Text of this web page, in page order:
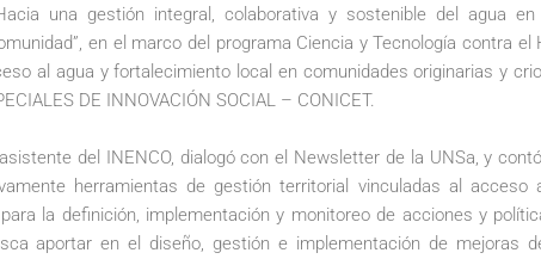
una gestión integral, colaborativa y sostenible del agua
en el marco del programa Ciencia y Tecnología contra
al agua y fortalecimiento local en comunidades originarias y
DE INNOVACIÓN SOCIAL – CONICET.
del INENCO, dialogó con el Newsletter de la UNSa, y
herramientas de gestión territorial vinculadas al acceso
la definición, implementación y monitoreo de acciones y
aportar en el diseño, gestión e implementación de mejoras